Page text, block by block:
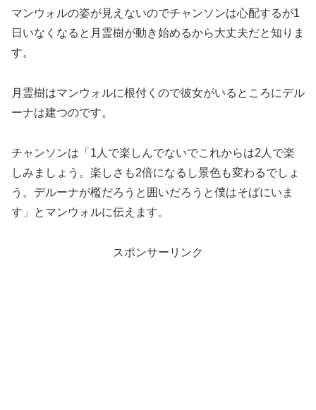
マンウォルの姿が見えないのでチャンソンは心配するが1
日いなくなると月霊樹が動き始めるから大丈夫だと知りま
す。
月霊樹はマンウォルに根付くので彼女がいるところにデル
ーナは建つのです。
チャンソンは「1人で楽しんでないでこれからは2人で楽
しみましょう。楽しさも2倍になるし景色も変わるでしょ
う。デルーナが檻だろうと囲いだろうと僕はそばにいま
す」とマンウォルに伝えます。
スポンサーリンク